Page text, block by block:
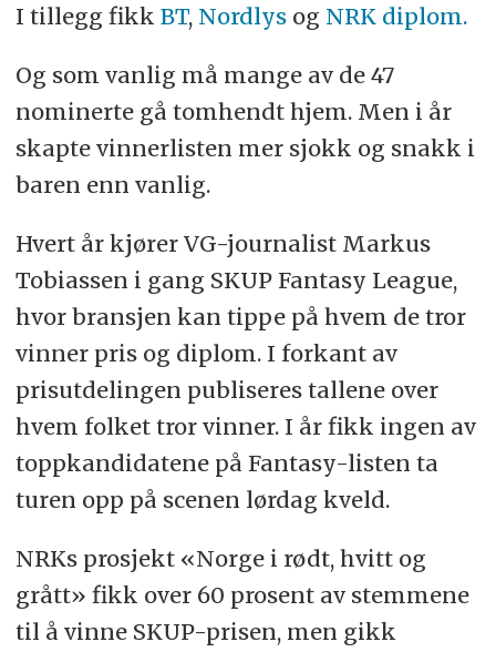
I tillegg fikk BT, Nordlysog NRK diplom.
Og som vanlig må mange av de 47
nominerte gå tomhendt hjem. Men i år
skapte vinnerlisten mer sjokk og snakk i
baren enn vanlig.
Hvert år kjører VG-journalist Markus
Tobiassen i gang SKUP Fantasy League,
hvor bransjen kan tippe på hvem de tror
vinner pris og diplom. I forkant av
prisutdelingen publiseres tallene over
hvem folket tror vinner. I år fikk ingen av
toppkandidatene på Fantasy-listen ta
turen opp på scenen lørdag kveld.
NRKs prosjekt «Norge i rødt, hvitt og
grått» fikk over 60 prosent av stemmene
til å vinne SKUP-prisen, men gikk